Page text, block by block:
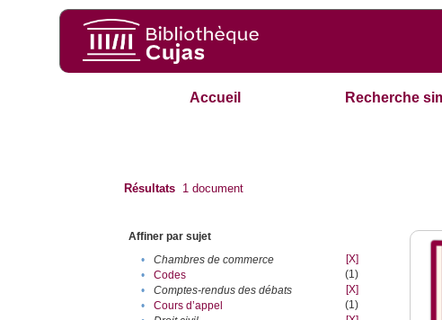
Accueil Recherche
Résultats 1 document
Affiner par sujet
•
Chambres de commerce
[X]
•
Codes
(1)
•
Comptes-rendus des débats
[X]
•
Cours d’appel
(1)